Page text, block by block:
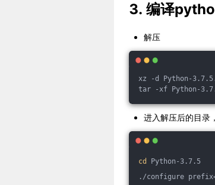
3. 编译
解压
xz -d Python-
tar -xf Python-
进入解压后的目录
cd
Python-3.7.5
./configure